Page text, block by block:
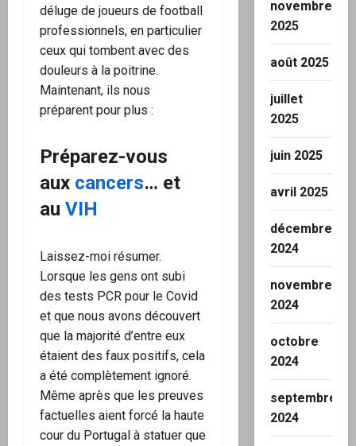
déluge de joueurs de football
professionnels, en particulier
ceux qui tombent avec des
douleurs à la poitrine.
Maintenant, ils nous
préparent pour plus :
Préparez-vous
aux cancers… et
au VIH
Laissez-moi résumer.
Lorsque les gens ont subi
des tests PCR pour le Covid
et que nous avons découvert
que la majorité d’entre eux
étaient des faux positifs, cela
a été complètement ignoré.
Même après que les preuves
factuelles aient forcé la haute
cour du Portugal à statuer que
novembre
2025
août 2025
juillet
2025
juin 2025
avril 2025
décembre
2024
novembre
2024
octobre
2024
septembre
2024